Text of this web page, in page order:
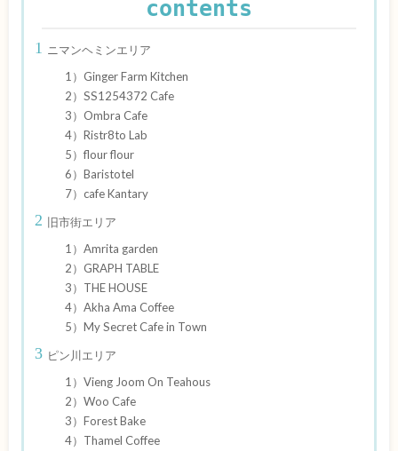
contents
ニマンヘミンエリア
1）Ginger Farm Kitchen
2）SS1254372 Cafe
3）Ombra Cafe
4）Ristr8to Lab
5）flour flour
6）Baristotel
7）cafe Kantary
旧市街エリア
1）Amrita garden
2）GRAPH TABLE
3）THE HOUSE
4）Akha Ama Coffee
5）My Secret Cafe in Town
ピン川エリア
1）Vieng Joom On Teahous
2）Woo Cafe
3）Forest Bake
4）Thamel Coffee